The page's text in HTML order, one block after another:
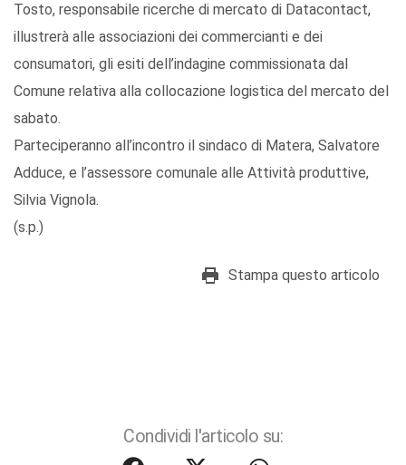
Tosto, responsabile ricerche di mercato di Datacontact,
illustrerà alle associazioni dei commercianti e dei
consumatori, gli esiti dell’indagine commissionata dal
Comune relativa alla collocazione logistica del mercato del
sabato.
Parteciperanno all’incontro il sindaco di Matera, Salvatore
Adduce, e l’assessore comunale alle Attività produttive,
Silvia Vignola.
(s.p.)
Stampa questo articolo
Condividi l'articolo su: